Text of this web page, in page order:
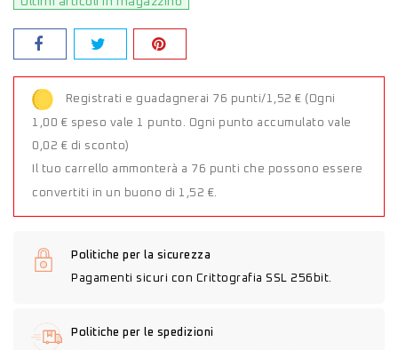
Registrati e guadagnerai 76 punti/1,52 € (Ogni
1,00 € speso vale 1 punto. Ogni punto accumulato vale
0,02 € di sconto)
Il tuo carrello ammonterà a 76 punti che possono essere
convertiti in un buono di 1,52 €.
Politiche per la sicurezza
Pagamenti sicuri con Crittografia SSL 256bit.
Politiche per le spedizioni